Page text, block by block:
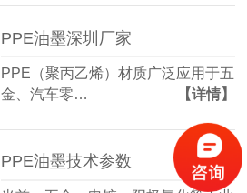
PPE油墨深圳厂家
PPE（聚丙乙烯）材质广泛应用于五
金、汽车零…
【详情】
PPE油墨技术参数